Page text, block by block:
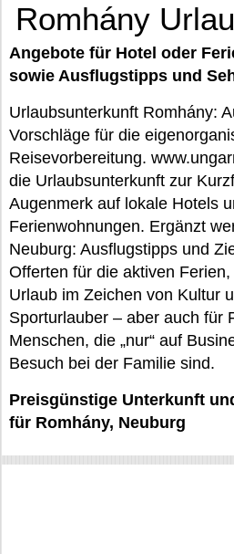
Romhány
Angebote für Hotel oder
sowie Ausflugstipps und
Urlaubsunterkunft Romhány:
Vorschläge für die
Reisevorbereitung.
die Urlaubsunterkunft zur
Augenmerk auf lokale Hotels
Ferienwohnungen. Ergänzt
Neuburg: Ausflugstipps und
Offerten für die aktiven
Urlaub im Zeichen von Kultur
Sporturlauber – aber auch für
Menschen, die „nur“ auf
Besuch bei der Familie sind.
Preisgünstige Unterkunft
für Romhány, Neuburg